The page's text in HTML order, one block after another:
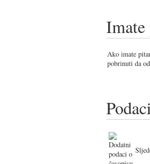
Imate
Ako imate
pobrinuti da